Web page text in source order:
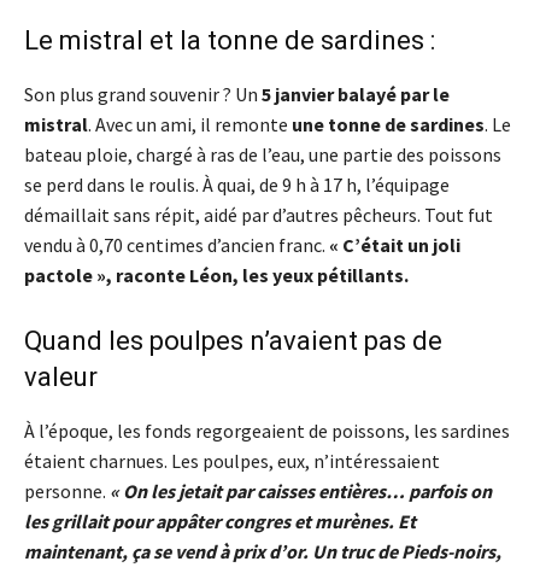
Le mistral et la tonne de sardines :
Son plus grand souvenir ? Un 5 janvier balayé par le
mistral. Avec un ami, il remonte une tonne de sardines. Le
bateau ploie, chargé à ras de l’eau, une partie des poissons
se perd dans le roulis. À quai, de 9 h à 17 h, l’équipage
démaillait sans répit, aidé par d’autres pêcheurs. Tout fut
vendu à 0,70 centimes d’ancien franc. « C’était un joli
pactole », raconte Léon, les yeux pétillants.
Quand les poulpes n’avaient pas de
valeur
À l’époque, les fonds regorgeaient de poissons, les sardines
étaient charnues. Les poulpes, eux, n’intéressaient
personne. « On les jetait par caisses entières… parfois on
les grillait pour appâter congres et murènes. Et
maintenant, ça se vend à prix d’or. Un truc de Pieds-noirs,